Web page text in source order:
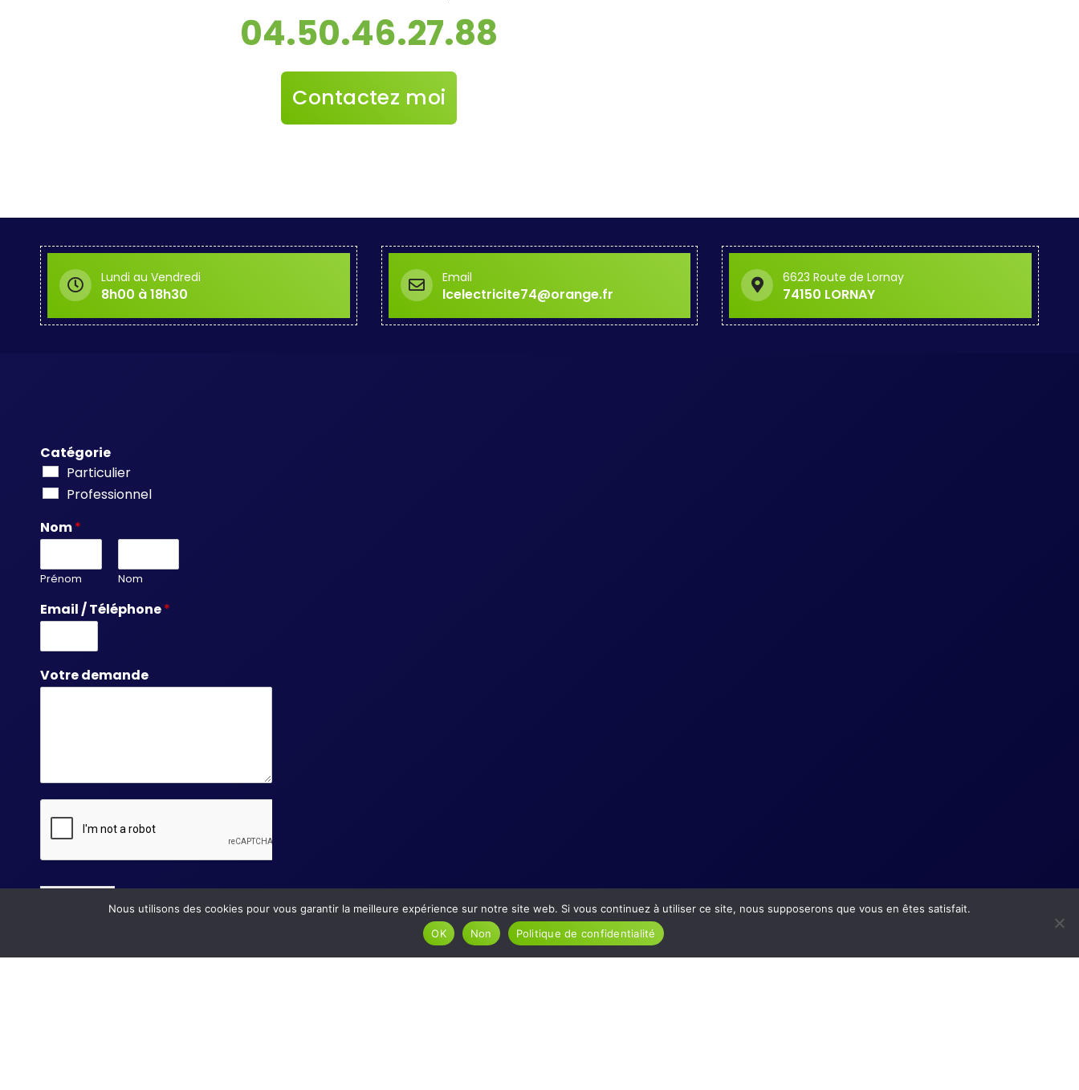
04.50.46.27.88
Contactez moi
Lundi au Vendredi
8h00 à 18h30
Email
lcelectricite74@orange.fr
6623 Route de Lornay
74150 LORNAY
Catégorie
Particulier
Professionnel
Nom*
Prénom Nom
Email / Téléphone*
Votre demande
Nous utilisons des cookies pour vous garantir la meilleure expérience sur notre site web. Si vous continuez à utiliser ce site, nous supposerons que vous en êtes satisfait.
OK
Non Politique de confidentialité